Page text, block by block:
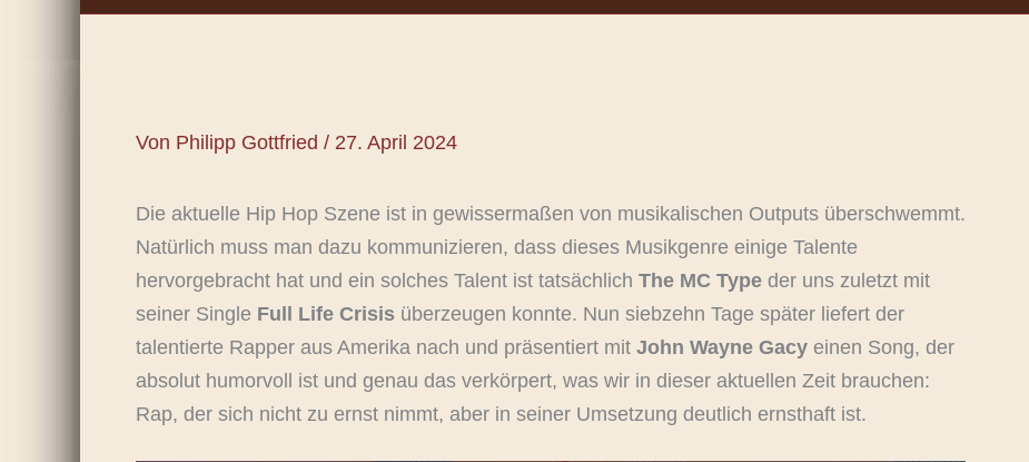
Von Philipp Gottfried / 27. April 2024
Die aktuelle Hip Hop Szene ist in gewissermaßen von musikalischen Outputs überschwemmt.
Natürlich muss man dazu kommunizieren, dass dieses Musikgenre einige Talente
hervorgebracht hat und ein solches Talent ist tatsächlich The MC Type der uns zuletzt mit
seiner Single Full Life Crisis überzeugen konnte. Nun siebzehn Tage später liefert der
talentierte Rapper aus Amerika nach und präsentiert mit John Wayne Gacy einen Song, der
absolut humorvoll ist und genau das verkörpert, was wir in dieser aktuellen Zeit brauchen:
Rap, der sich nicht zu ernst nimmt, aber in seiner Umsetzung deutlich ernsthaft ist.